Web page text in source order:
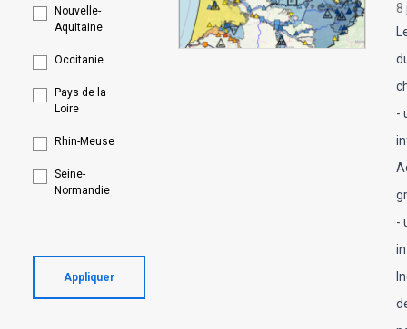
Nouvelle-
Aquitaine
Occitanie
Pays de la
Loire
Rhin-Meuse
Seine-
Normandie
Appliquer
8
-
-